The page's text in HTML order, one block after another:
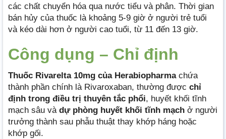
các chất chuyển hóa qua nước tiểu và phân. Thời gian
bán hủy của thuốc là khoảng 5-9 giờ ở người trẻ tuổi
và kéo dài hơn ở người cao tuổi, từ 11 đến 13 giờ.
Công dụng – Chỉ định
Thuốc Rivarelta 10mg của Herabiopharmachứa
thành phần chính là Rivaroxaban, thường được chỉ
định trong điều trị thuyên tắc phổi, huyết khối tĩnh
mạch sâu và dự phòng huyết khối tĩnh mạch ở người
trưởng thành sau phẫu thuật thay khớp háng hoặc
khớp gối.